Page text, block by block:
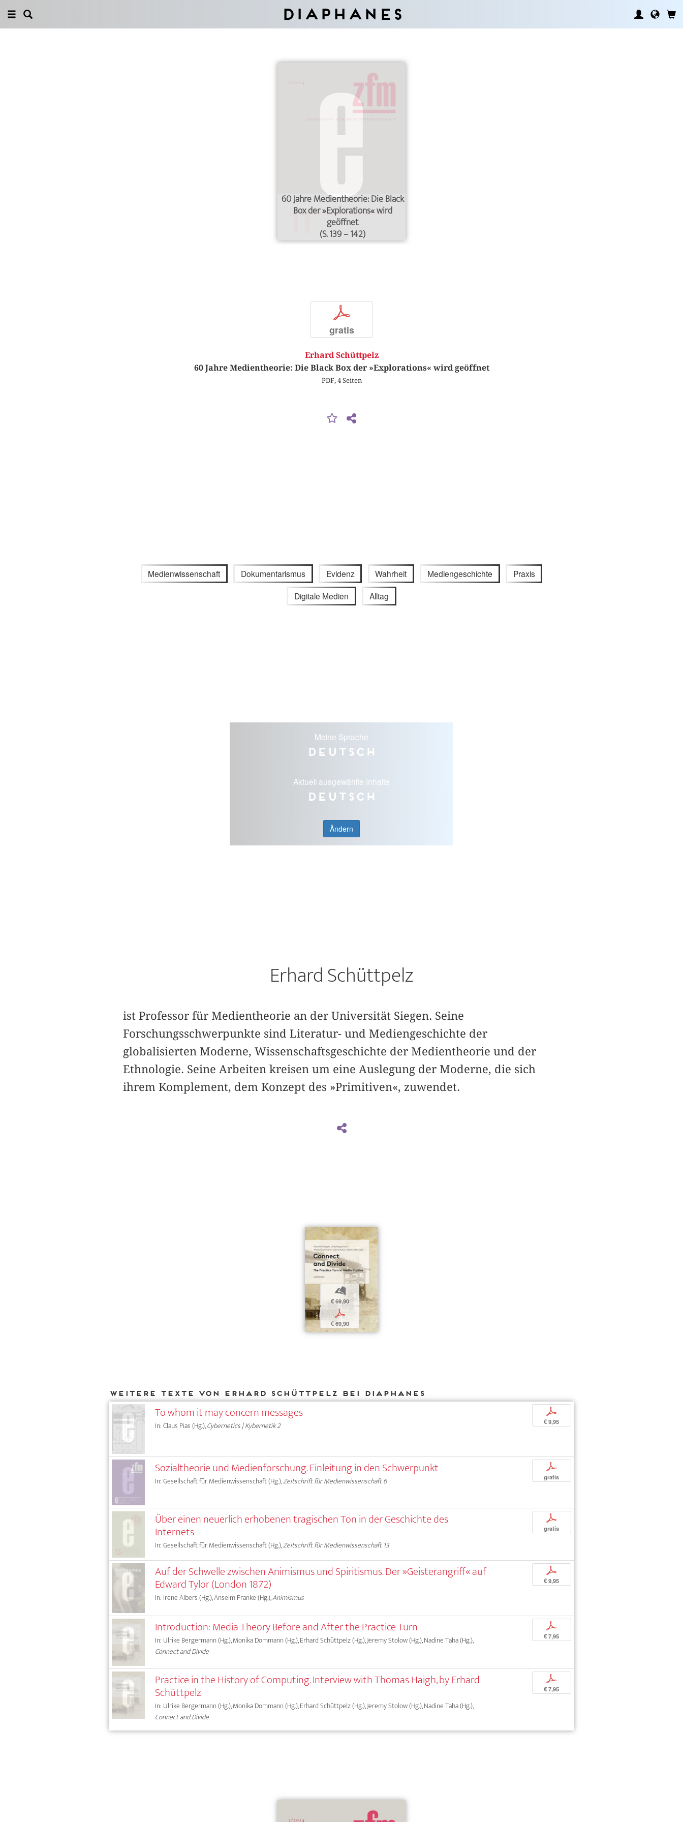
Diaphanes
60 Jahre Medientheorie: Die Black
Box der »Explorations« wird
geöffnet
(S. 139 – 142)
p
gratis
Erhard Schüttpelz
60 Jahre Medientheorie: Die Black Box der »Explorations« wird geöffnet
PDF, 4 Seiten
Medienwissenschaft Dokumentarismus Evidenz Wahrheit Mediengeschichte Praxis
Digitale Medien Alltag
Meine Sprache
Deutsch
Aktuell ausgewählte Inhalte
Deutsch
Ändern
Erhard Schüttpelz
ist Professor für Medientheorie an der Universität Siegen. Seine
Forschungsschwerpunkte sind Literatur- und Mediengeschichte der
globalisierten Moderne, Wissenschaftsgeschichte der Medientheorie und der
Ethnologie. Seine Arbeiten kreisen um eine Auslegung der Moderne, die sich
ihrem Komplement, dem Konzept des »Primitiven«, zuwendet.
b
€ 69,90
p
€ 69,90
Weitere Texte von Erhard Schüttpelz bei DIAPHANES
To whom it may concern messages
In: Claus Pias (Hg.),Cybernetics | Kybernetik 2
p
€ 9,95
Sozialtheorie und Medienforschung. Einleitung in den Schwerpunkt
In: Gesellschaft für Medienwissenschaft (Hg.),Zeitschrift für Medienwissenschaft 6
p
gratis
Über einen neuerlich erhobenen tragischen Ton in der Geschichte des
Internets
In: Gesellschaft für Medienwissenschaft (Hg.),Zeitschrift für Medienwissenschaft 13
p
gratis
Auf der Schwelle zwischen Animismus und Spiritismus. Der »Geisterangriff« auf
Edward Tylor (London 1872)
In: Irene Albers (Hg.), Anselm Franke (Hg.),Animismus
p
€ 9,95
Introduction: Media Theory Before and After the Practice Turn
In: Ulrike Bergermann (Hg.), Monika Dommann (Hg.), Erhard Schüttpelz (Hg.), Jeremy Stolow (Hg.), Nadine Taha (Hg.),
Connect and Divide
p
€ 7,95
Practice in the History of Computing. Interview with Thomas Haigh, by Erhard
Schüttpelz
In: Ulrike Bergermann (Hg.), Monika Dommann (Hg.), Erhard Schüttpelz (Hg.), Jeremy Stolow (Hg.), Nadine Taha (Hg.),
Connect and Divide
p
€ 7,95